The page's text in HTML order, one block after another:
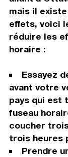
mais il
effets, voici
réduire les
horaire :
Essayez
avant votre
pays qui est
fuseau
coucher
trois heures
Prendre